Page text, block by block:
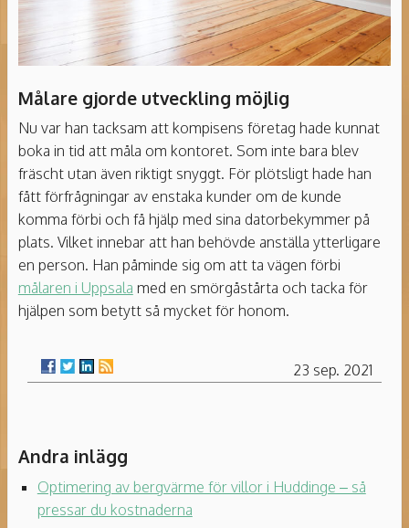
Målare gjorde utveckling möjlig
Nu var han tacksam att kompisens företag hade kunnat
boka in tid att måla om kontoret. Som inte bara blev
fräscht utan även riktigt snyggt. För plötsligt hade han
fått förfrågningar av enstaka kunder om de kunde
komma förbi och få hjälp med sina datorbekymmer på
plats. Vilket innebar att han behövde anställa ytterligare
en person. Han påminde sig om att ta vägen förbi
målaren i Uppsala med en smörgåstårta och tacka för
hjälpen som betytt så mycket för honom.
23 sep. 2021
Andra inlägg
Optimering av bergvärme för villor i Huddinge – så
pressar du kostnaderna